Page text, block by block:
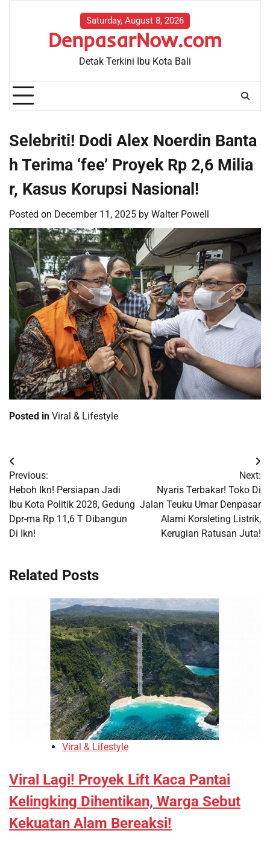
Saturday, August 8, 2026
DenpasarNow.com
Detak Terkini Ibu Kota Bali
Selebriti! Dodi Alex Noerdin Banta
h Terima ‘fee’ Proyek Rp 2,6 Milia
r, Kasus Korupsi Nasional!
Posted on December 11, 2025 by Walter Powell
Posted in Viral & Lifestyle
Post
navigation
Previous:
Heboh Ikn! Persiapan Jadi
Ibu Kota Politik 2028, Gedung
Dpr-ma Rp 11,6 T Dibangun
Di Ikn!
Next:
Nyaris Terbakar! Toko Di
Jalan Teuku Umar Denpasar
Alami Korsleting Listrik,
Kerugian Ratusan Juta!
Related Posts
Viral & Lifestyle
Viral Lagi! Proyek Lift Kaca Pantai
Kelingking Dihentikan, Warga Sebut
Kekuatan Alam Bereaksi!